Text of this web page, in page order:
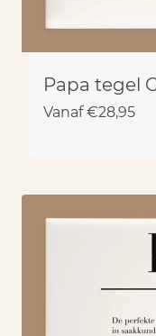
Papa tegel
Vanaf €28,95